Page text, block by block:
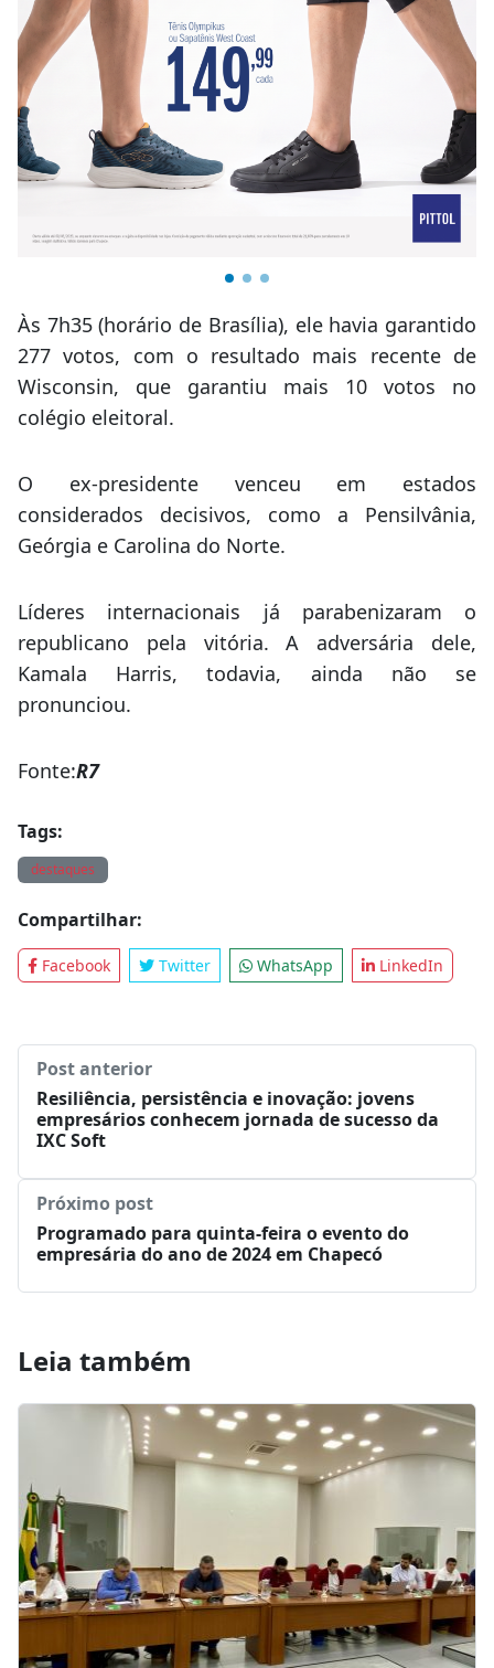
Às 7h35 (horário de Brasília), ele havia garantido
277 votos, com o resultado mais recente de
Wisconsin, que garantiu mais 10 votos no
O ex-presidente venceu em estados
considerados decisivos, como a Pensilvânia,
Líderes internacionais já parabenizaram o
republicano pela vitória. A adversária dele,
Kamala Harris, todavia, ainda não se
Tags:
Compartilhar:
Post anterior
Resiliência, persistência e inovação: jovens
empresários conhecem jornada de sucesso da
Próximo post
Programado para quinta-feira o evento do